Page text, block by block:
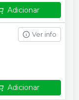
Adicionar
Ver info
Adicionar